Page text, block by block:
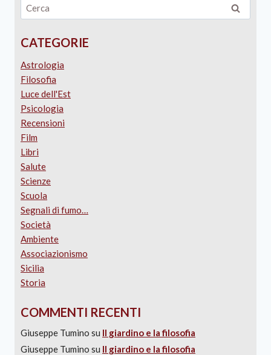
CATEGORIE
Astrologia
Filosofia
Luce dell'Est
Psicologia
Recensioni
Film
Libri
Salute
Scienze
Scuola
Segnali di fumo…
Società
Ambiente
Associazionismo
Sicilia
Storia
COMMENTI RECENTI
Giuseppe Tumino su Il giardino e la filosofia
Giuseppe Tumino su Il giardino e la filosofia